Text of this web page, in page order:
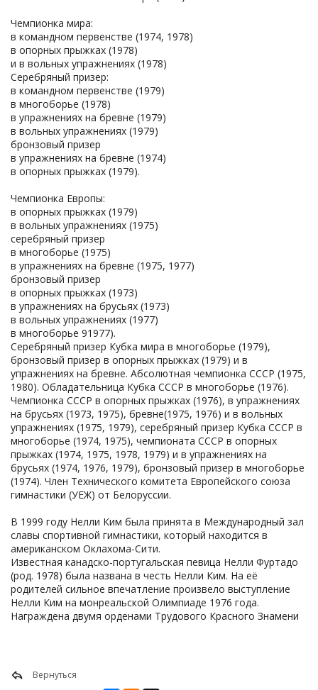
Чемпионка мира:
в командном первенстве (1974, 1978)
в опорных прыжках (1978)
и в вольных упражнениях (1978)
Серебряный призер:
в командном первенстве (1979)
в многоборье (1978)
в упражнениях на бревне (1979)
в вольных упражнениях (1979)
бронзовый призер
в упражнениях на бревне (1974)
в опорных прыжках (1979).
Чемпионка Европы:
в опорных прыжках (1979)
в вольных упражнениях (1975)
серебряный призер
в многоборье (1975)
в упражнениях на бревне (1975, 1977)
бронзовый призер
в опорных прыжках (1973)
в упражнениях на брусьях (1973)
в вольных упражнениях (1977)
в многоборье 91977).
Серебряный призер Кубка мира в многоборье (1979),
бронзовый призер в опорных прыжках (1979) и в
упражнениях на бревне. Абсолютная чемпионка СССР (1975,
1980). Обладательница Кубка СССР в многоборье (1976).
Чемпионка СССР в опорных прыжках (1976), в упражнениях
на брусьях (1973, 1975), бревне(1975, 1976) и в вольных
упражнениях (1975, 1979), серебряный призер Кубка СССР в
многоборье (1974, 1975), чемпионата СССР в опорных
прыжках (1974, 1975, 1978, 1979) и в упражнениях на
брусьях (1974, 1976, 1979), бронзовый призер в многоборье
(1974). Член Технического комитета Европейского союза
гимнастики (УЕЖ) от Белоруссии.
В 1999 году Нелли Ким была принята в Международный зал
славы спортивной гимнастики, который находится в
американском Оклахома-Сити.
Известная канадско-португальская певица Нелли Фуртадо
(род. 1978) была названа в честь Нелли Ким. На её
родителей сильное впечатление произвело выступление
Нелли Ким на монреальской Олимпиаде 1976 года.
Награждена двумя орденами Трудового Красного Знамени
Вернуться